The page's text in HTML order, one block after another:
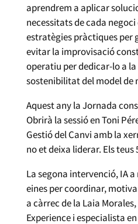
aprendrem a aplicar
necessitats de cada
estratègies pràctiques per
evitar la improvisació
operatiu per dedicar-lo a
sostenibilitat del model de
Aquest any la Jornada
Obrirà la sessió en Toni
Gestió del Canvi amb la
no et deixa liderar. Els teus
La segona intervenció, IA
eines per coordinar,
a càrrec de la Laia
Experience i especialista